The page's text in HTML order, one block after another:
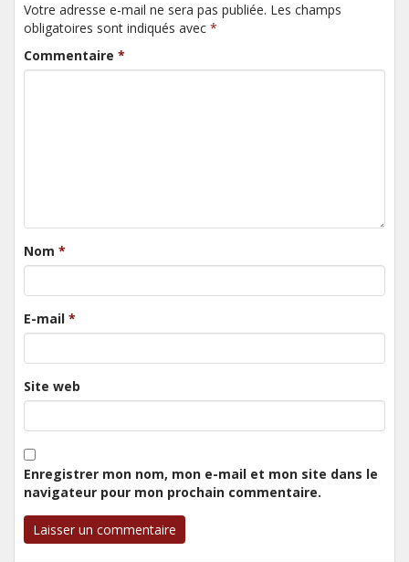
Votre adresse e-mail ne sera pas publiée. Les champs
obligatoires sont indiqués avec *
Commentaire *
Nom *
E-mail *
Site web
Enregistrer mon nom, mon e-mail et mon site dans le
navigateur pour mon prochain commentaire.